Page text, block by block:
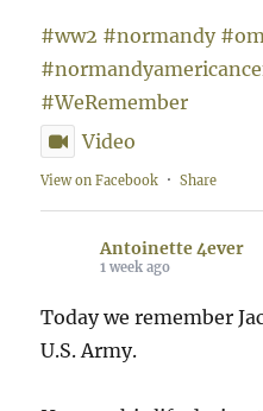
#ww2 #normandy
#WeRemember
Video
View on Facebook · Share
Antoinette 4ever
1 week ago
Today we remember
U.S. Army.